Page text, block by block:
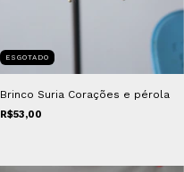
ESGOTADO
Brinco Suria Corações e pérola
R$53,00